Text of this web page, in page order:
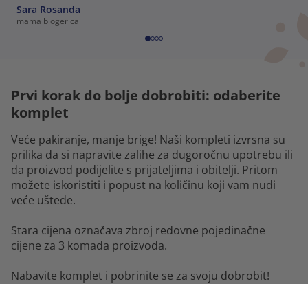
Sara Rosanda
mama blogerica
Prvi korak do bolje dobrobiti: odaberite
komplet
Veće pakiranje, manje brige! Naši kompleti izvrsna su
prilika da si napravite zalihe za dugoročnu upotrebu ili
da proizvod podijelite s prijateljima i obitelji. Pritom
možete iskoristiti i popust na količinu koji vam nudi
veće uštede.
Stara cijena označava zbroj redovne pojedinačne
cijene za 3 komada proizvoda.
Nabavite komplet i pobrinite se za svoju dobrobit!